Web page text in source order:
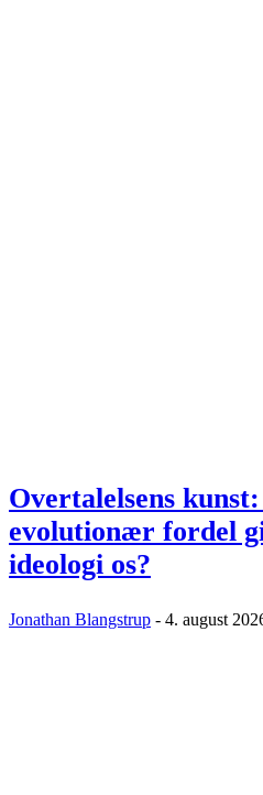
Overtalelsens
evolutionær fordel
ideologi os?
Jonathan Blangstrup - 4. august